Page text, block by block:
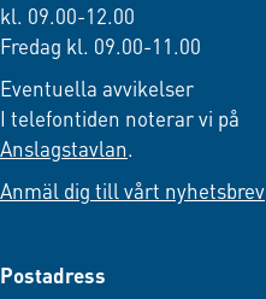
kl. 09.00-12.00
Fredag kl. 09.00-11.00
Eventuella avvikelser
I telefontiden noterar vi på
Anslagstavlan.
Anmäl dig till vårt nyhetsbrev
Postadress